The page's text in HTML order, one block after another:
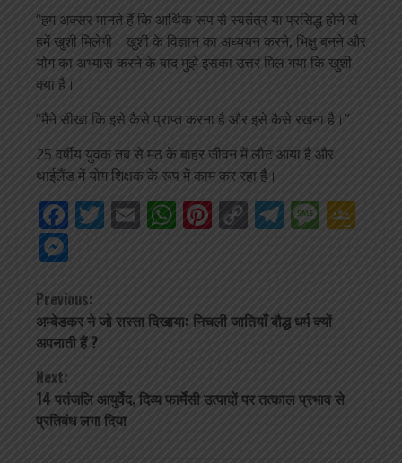
“हम अक्सर मानते हैं कि आर्थिक रूप से स्वतंत्र या प्रसिद्ध होने से
हमें खुशी मिलेगी। खुशी के विज्ञान का अध्ययन करने, भिक्षु बनने और
योग का अभ्यास करने के बाद मुझे इसका उत्तर मिल गया कि खुशी
क्या है।
“मैंने सीखा कि इसे कैसे प्राप्त करना है और इसे कैसे रखना है।”
25 वर्षीय युवक तब से मठ के बाहर जीवन में लौट आया है और
थाईलैंड में योग शिक्षक के रूप में काम कर रहा है।
Facebook
Twitter
EmailWhatsApp
Pinterest
Copy
Continue
Reading
Previous:
अम्बेडकर ने जो रास्ता दिखाया: निचली जातियाँ बौद्ध धर्म क्यों
अपनाती हैं ?
Next:
14 पतंजलि आयुर्वेद, दिव्य फार्मेसी उत्पादों पर तत्काल प्रभाव से
प्रतिबंध लगा दिया